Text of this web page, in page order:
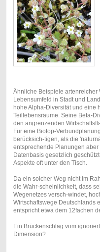
Ähnliche Beispiele artenreicher
Lebensumfeld in Stadt und
hohe Alpha-Diversität und eine
Teillebensräume. Seine Beta-
den angrenzenden
Für eine Biotop-Verbundplanung
berücksich-tigen, als die
entsprechende Planungen
Datenbasis gesetzlich
Aspekte oft unter den Tisch.
Da ein solcher Weg nicht im
die Wahr-scheinlichkeit, dass
Wegenetzes versch-windet,
Wirtschaftswege Deutschlands
entspricht etwa dem12fachen
Ein Brückenschlag vom
Dimension?